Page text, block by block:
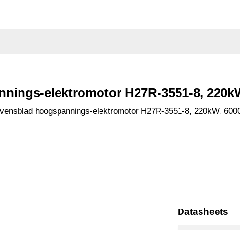
elektromotor H27R-3551-8,
hoogspannings-elektromotor H27R-3551-8, 220kW,
Datasheets